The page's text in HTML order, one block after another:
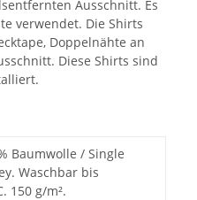
Ausschnitt. Es
verwendet. Die Shirts
Doppelnähte an
Diese Shirts sind
Baumwolle / Single
Waschbar bis
150 g/m².